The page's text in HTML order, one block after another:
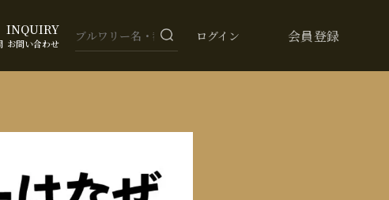
INQUIRY
お問い合わせ ログイン 会員登録